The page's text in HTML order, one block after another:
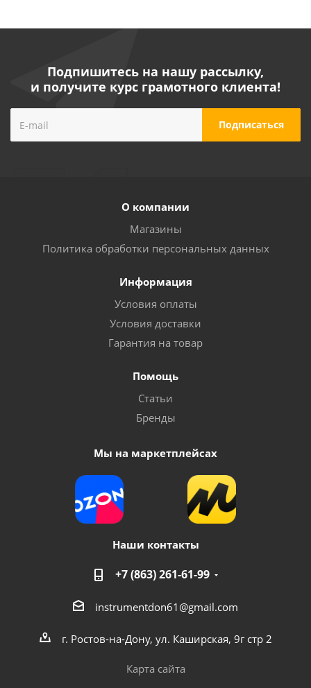
Подпишитесь на нашу рассылку,
и получите курс грамотного клиента!
О компании
Магазины
Политика обработки персональных данных
Информация
Условия оплаты
Условия доставки
Гарантия на товар
Помощь
Статьи
Бренды
Мы на маркетплейсах
Наши контакты
+7 (863) 261-61-99
instrumentdon61@gmail.com
г. Ростов-на-Дону, ул. Каширская, 9г стр 2
Карта сайта